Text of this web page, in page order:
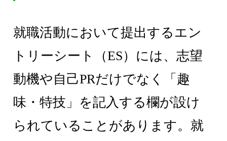
就職活動において提出するエン
トリーシート（ES）には、志望
動機や自己PRだけでなく「趣
味・特技」を記入する欄が設け
られていることがあります。就